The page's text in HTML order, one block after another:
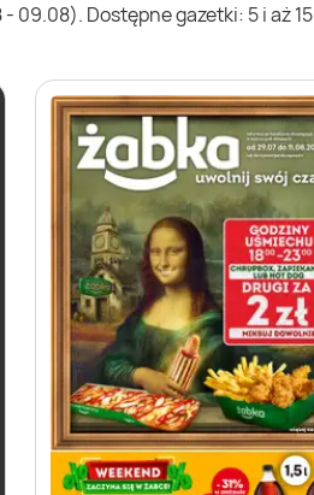
09.08). Dostępne gazetki: 5 i aż 15